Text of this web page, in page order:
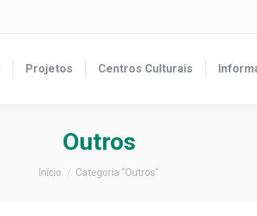
Projetos Centros Culturais
Outros
Você está aqui:
Início Categoria "Outros"